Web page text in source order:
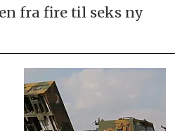
fra fire til seks ny